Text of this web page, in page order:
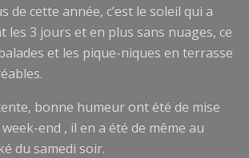
de cette année, c’est le soleil qui a
les 3 jours et en plus sans nuages, ce
et les pique-niques en terrasse
bonne humeur ont été de mise
end , il en a été de même au
du samedi soir.